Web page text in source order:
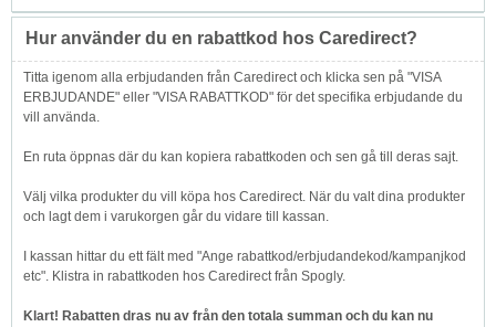
Hur använder du en rabattkod hos Caredirect?
Titta igenom alla erbjudanden från Caredirect och klicka sen på "VISA
ERBJUDANDE" eller "VISA RABATTKOD" för det specifika erbjudande du
vill använda.
En ruta öppnas där du kan kopiera rabattkoden och sen gå till deras sajt.
Välj vilka produkter du vill köpa hos Caredirect. När du valt dina produkter
och lagt dem i varukorgen går du vidare till kassan.
I kassan hittar du ett fält med "Ange rabattkod/erbjudandekod/kampanjkod
etc". Klistra in rabattkoden hos Caredirect från Spogly.
Klart! Rabatten dras nu av från den totala summan och du kan nu